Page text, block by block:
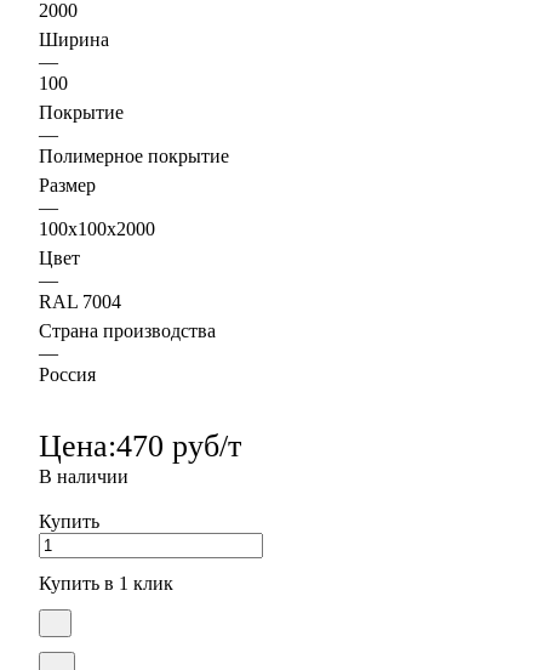
2000
Ширина
—
100
Покрытие
—
Полимерное покрытие
Размер
—
100х100х2000
Цвет
—
RAL 7004
Страна производства
—
Россия
Цена:470 руб/т
В наличии
Купить
Купить в 1 клик